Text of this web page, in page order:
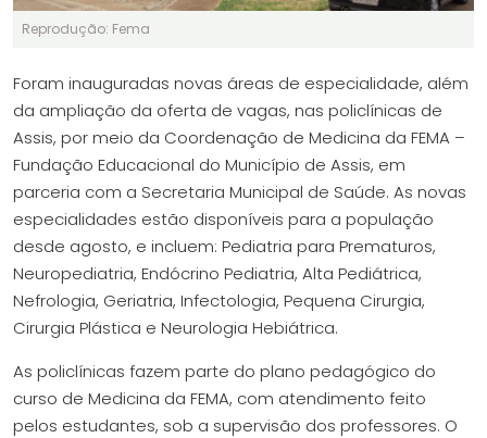
Reprodução: Fema
Foram inauguradas novas áreas de especialidade, além
da ampliação da oferta de vagas, nas policlínicas de
Assis, por meio da Coordenação de Medicina da FEMA –
Fundação Educacional do Município de Assis, em
parceria com a Secretaria Municipal de Saúde. As novas
especialidades estão disponíveis para a população
desde agosto, e incluem: Pediatria para Prematuros,
Neuropediatria, Endócrino Pediatria, Alta Pediátrica,
Nefrologia, Geriatria, Infectologia, Pequena Cirurgia,
Cirurgia Plástica e Neurologia Hebiátrica.
As policlínicas fazem parte do plano pedagógico do
curso de Medicina da FEMA, com atendimento feito
pelos estudantes, sob a supervisão dos professores. O